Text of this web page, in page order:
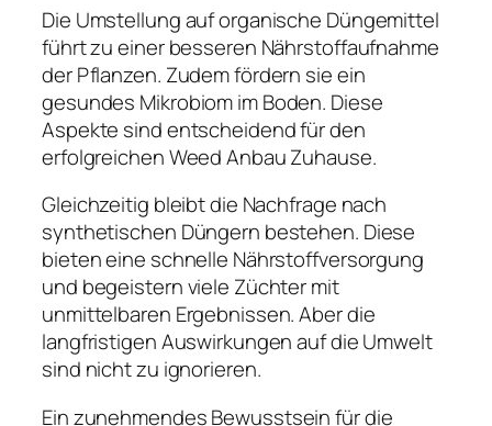
Die Umstellung auf organische Düngemittel
führt zu einer besseren Nährstoffaufnahme
der Pflanzen. Zudem fördern sie ein
gesundes Mikrobiom im Boden. Diese
Aspekte sind entscheidend für den
erfolgreichen Weed Anbau Zuhause.
Gleichzeitig bleibt die Nachfrage nach
synthetischen Düngern bestehen. Diese
bieten eine schnelle Nährstoffversorgung
und begeistern viele Züchter mit
unmittelbaren Ergebnissen. Aber die
langfristigen Auswirkungen auf die Umwelt
sind nicht zu ignorieren.
Ein zunehmendes Bewusstsein für die